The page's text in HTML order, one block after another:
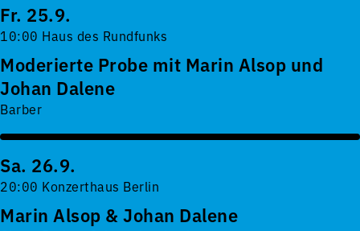
Fr. 25.9.
10:00 Haus des Rundfunks
Moderierte Probe mit Marin Alsop und
Johan Dalene
Barber
Sa. 26.9.
20:00 Konzerthaus Berlin
Marin Alsop & Johan Dalene